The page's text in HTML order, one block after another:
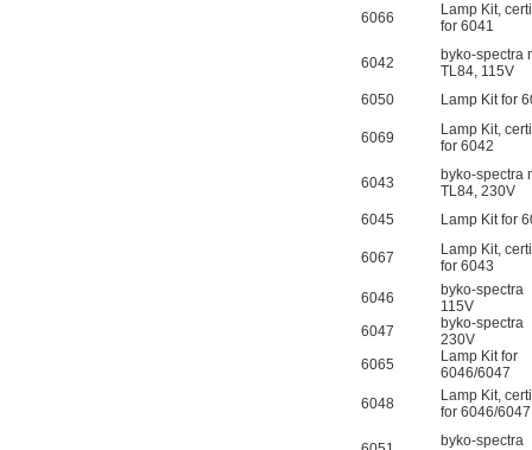
6066
Lamp Kit,
for 6041
6042
byko-spectra
TL84, 115V
6050
Lamp Kit for
6069
Lamp Kit,
for 6042
6043
byko-spectra
TL84, 230V
6045
Lamp Kit for
6067
Lamp Kit,
for 6043
6046
byko-spectra
115V
6047
byko-spectra
230V
6065
Lamp Kit for
6046/6047
6048
Lamp Kit,
for 6046/
byko-spectra